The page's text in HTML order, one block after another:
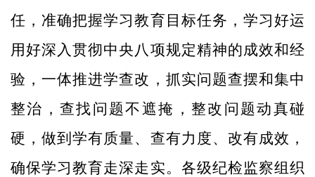
任，准确把握学习教育目标任务，学习好运
用好深入贯彻中央八项规定精神的成效和经
验，一体推进学查改，抓实问题查摆和集中
整治，查找问题不遮掩，整改问题动真碰
硬，做到学有质量、查有力度、改有成效，
确保学习教育走深走实。各级纪检监察组织